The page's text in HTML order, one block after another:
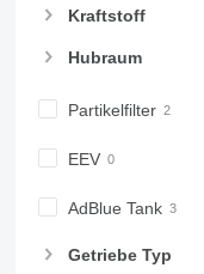
Kraftstoff
Hubraum
Partikelfilter
EEV
AdBlue Tank
Getriebe Typ